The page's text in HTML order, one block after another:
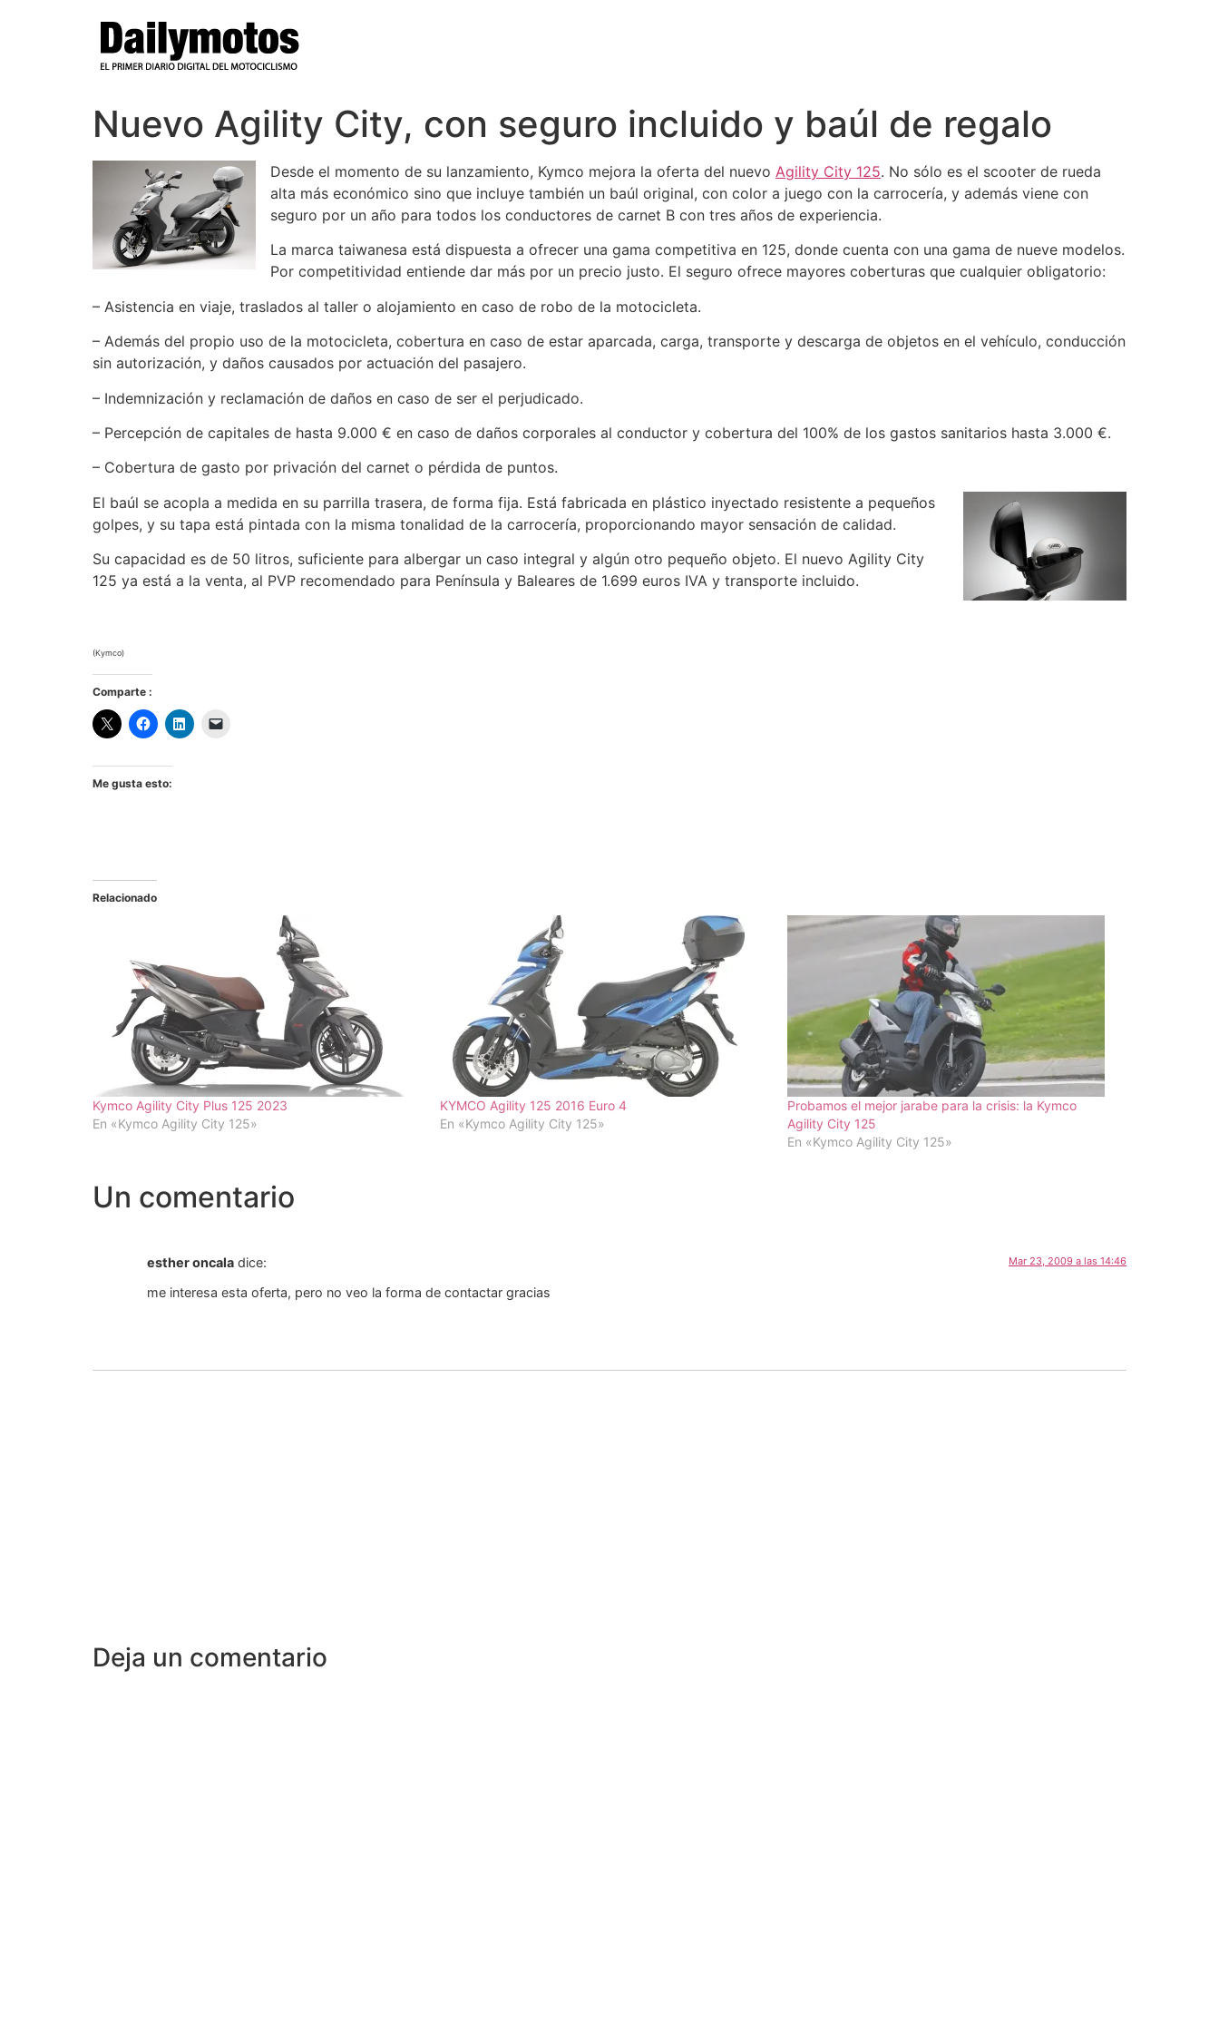
Nuevo Agility City, con seguro incluido y baúl de regalo
Desde el momento de su lanzamiento, Kymco mejora la oferta del nuevo Agility City 125. No sólo es el scooter de rueda
alta más económico sino que incluye también un baúl original, con color a juego con la carrocería, y además viene con
seguro por un año para todos los conductores de carnet B con tres años de experiencia.
La marca taiwanesa está dispuesta a ofrecer una gama competitiva en 125, donde cuenta con una gama de nueve modelos.
Por competitividad entiende dar más por un precio justo. El seguro ofrece mayores coberturas que cualquier obligatorio:
– Asistencia en viaje, traslados al taller o alojamiento en caso de robo de la motocicleta.
– Además del propio uso de la motocicleta, cobertura en caso de estar aparcada, carga, transporte y descarga de objetos en el vehículo, conducción
sin autorización, y daños causados por actuación del pasajero.
– Indemnización y reclamación de daños en caso de ser el perjudicado.
– Percepción de capitales de hasta 9.000 € en caso de daños corporales al conductor y cobertura del 100% de los gastos sanitarios hasta 3.000 €.
– Cobertura de gasto por privación del carnet o pérdida de puntos.
El baúl se acopla a medida en su parrilla trasera, de forma fija. Está fabricada en plástico inyectado resistente a pequeños
golpes, y su tapa está pintada con la misma tonalidad de la carrocería, proporcionando mayor sensación de calidad.
Su capacidad es de 50 litros, suficiente para albergar un caso integral y algún otro pequeño objeto. El nuevo Agility City
125 ya está a la venta, al PVP recomendado para Península y Baleares de 1.699 euros IVA y transporte incluido.
(Kymco)
Comparte :
Me gusta esto:
Relacionado
Kymco Agility City Plus 125 2023
En «Kymco Agility City 125»
KYMCO Agility 125 2016 Euro 4
En «Kymco Agility City 125»
Probamos el mejor jarabe para la crisis: la Kymco
Agility City 125
En «Kymco Agility City 125»
Un comentario
esther oncala dice: Mar 23, 2009 a las 14:46
me interesa esta oferta, pero no veo la forma de contactar gracias
Deja un comentario